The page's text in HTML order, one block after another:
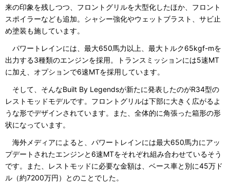
来の印象を残しつつ、フロントグリルを大型化したほか、フロント
スポイラーなども追加。シャシー強化やウェットブラスト、サビ止
め塗装も施しています。
パワートレインには、最大650馬力以上、最大トルク65kgf-mを
出力する3種類のエンジンを採用。トランスミッションには5速MT
に加え、オプションで6速MTを採用しています。
そして、そんなBuilt By Legendsが新たに発表したのがR34型の
レストモッドモデルです。フロントグリルは下部に大きく広がるよ
うな形でデザインされています。また、全体的に角張った箱形の形
状になっています。
海外メディアによると、パワートレインには最大650馬力にアッ
プデートされたエンジンと6速MTをそれぞれ組み合わせているそう
です。また、レストモッドに必要な金額は、ベース車と別に45万ド
ル（約7200万円）とのことでした。